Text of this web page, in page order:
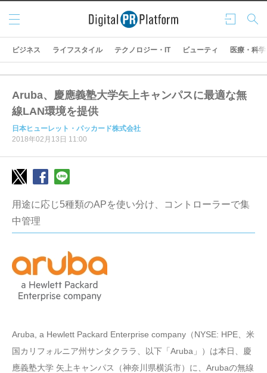
ログ
イン
検索
メニ
ュー
ビジネス ライフスタイル テクノロジー・IT ビューティ 医療・科学
Aruba、慶應義塾大学矢上キャンパスに最適な無
線LAN環境を提供
日本ヒューレット・パッカード株式会社
2018年02月13日 11:00
用途に応じ5種類のAPを使い分け、コントローラーで集
中管理
Aruba, a Hewlett Packard Enterprise company（NYSE: HPE、米
国カリフォルニア州サンタクララ、以下「Aruba」）は本日、慶
應義塾大学 矢上キャンパス（神奈川県横浜市）に、Arubaの無線